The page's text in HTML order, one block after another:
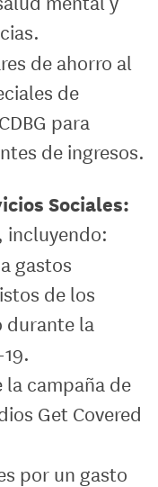
de ahorro al
de
para
de ingresos.
Sociales:
incluyendo:
gastos
de los
durante la
campaña de
Get Covered
por un gasto